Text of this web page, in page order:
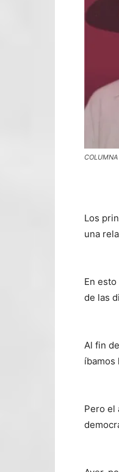
Los
una
En
de las
Al fin
íbamos
Pero el